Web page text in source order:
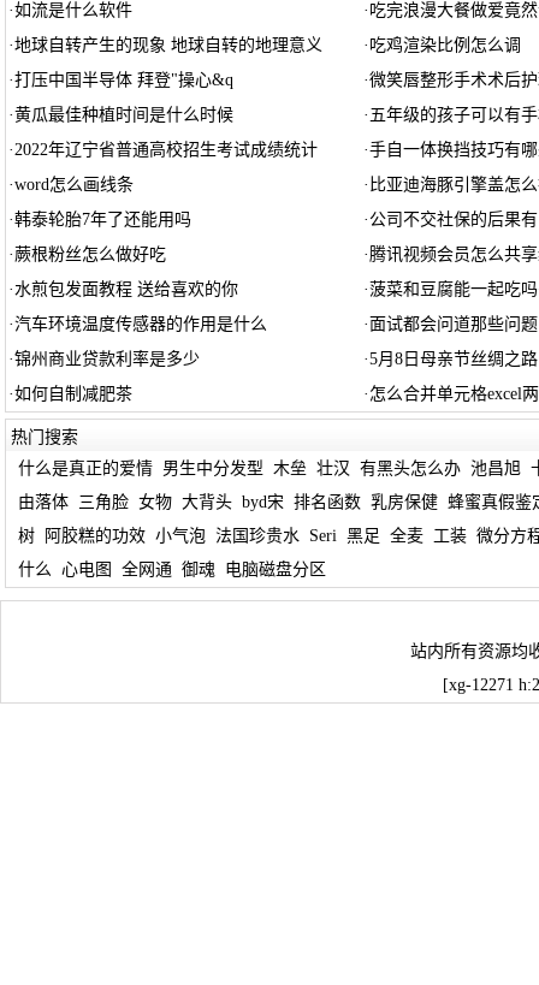
·如流是什么软件 · 吃完浪漫大餐做爱竟
·地球自转产生的现象 地球自转的地理意义 · 吃鸡渲染比例怎么调
·打压中国半导体 拜登"操心&q ·微笑唇整形手术术后
·黄瓜最佳种植时间是什么时候 · 五年级的孩子可以有
·2022年辽宁省普通高校招生考试成绩统计 ·手自一体换挡技巧有
·word怎么画线条 · 比亚迪海豚引擎盖怎
·韩泰轮胎7年了还能用吗 · 公司不交社保的后果
· 蕨根粉丝怎么做好吃 ·腾讯视频会员怎么共
·水煎包发面教程 送给喜欢的你 ·菠菜和豆腐能一起吃
·汽车环境温度传感器的作用是什么 · 面试都会问道那些问
·锦州商业贷款利率是多少 ·5月8日母亲节丝绸之
·如何自制减肥茶 · 怎么合并单元格excel
热门搜索
什么是真正的爱情
男生中分发型 木垒 壮汉 有黑头怎么办 池昌旭
由落体
三角脸 女物 大背头 byd宋 排名函数 乳房保健 蜂蜜真假鉴
树
阿胶糕的功效 小气泡 法国珍贵水 Seri 黑足 全麦 工装 微分方
什么 心电图 全网通 御魂 电脑磁盘分区
站内所有资源均
[xg-12271